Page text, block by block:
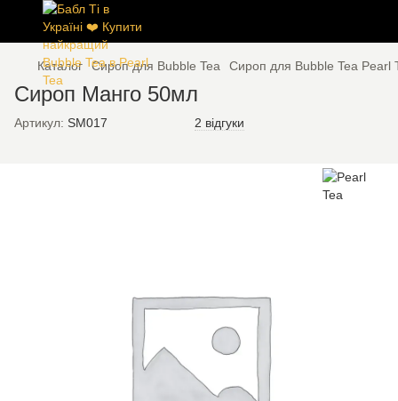
Каталог Сироп для Bubble Tea Сироп для Bubble Tea Pearl
Сироп Манго 50мл
Артикул: SM017 2 відгуки